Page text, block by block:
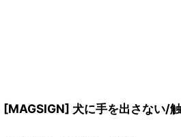
[MAGSIGN] 犬に手を出さない/